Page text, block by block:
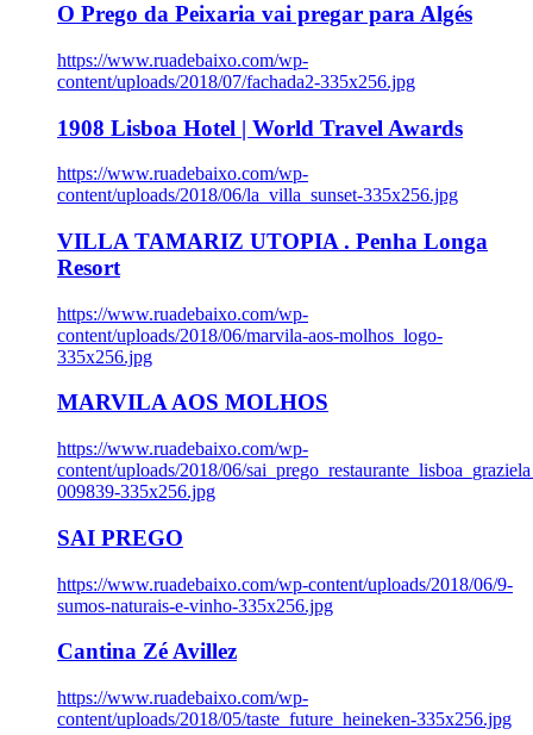
O Prego da Peixaria vai pregar para Algés
https://www.ruadebaixo.com/wp-
content/uploads/2018/07/fachada2-335x256.jpg
1908 Lisboa Hotel | World Travel Awards
https://www.ruadebaixo.com/wp-
content/uploads/2018/06/la_villa_sunset-335x256.jpg
VILLA TAMARIZ UTOPIA . Penha Longa
Resort
https://www.ruadebaixo.com/wp-
content/uploads/2018/06/marvila-aos-molhos_logo-
335x256.jpg
MARVILA AOS MOLHOS
https://www.ruadebaixo.com/wp-
content/uploads/2018/06/
009839-335x256.jpg
SAI PREGO
https://www.ruadebaixo.com/wp-content/uploads/2018/06/9-
sumos-naturais-e-vinho-335x256.jpg
Cantina Zé Avillez
https://www.ruadebaixo.com/wp-
content/uploads/2018/05/taste_future_heineken-335x256.jpg